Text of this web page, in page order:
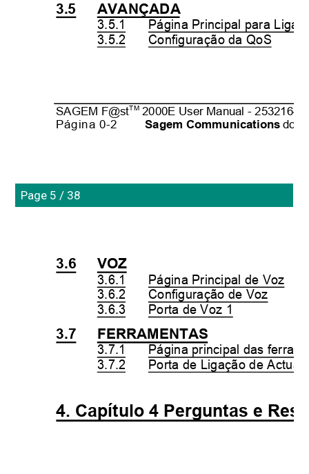
SAGEM F@stTM 2000E User Manual -
Página 0-2
Sagem Communications
3.5 AVANÇADA
3.5.1
Página Principal para
3.5.2
Configuração da QoS
Page 5 / 38
3.6 VOZ
3.6.1
Página Principal de Voz
3.6.2
Configuração de Voz
3.6.3
Porta de Voz 1
3.7 FERRAMENTAS
3.7.1
Página principal das
3.7.2
Porta de Ligação de
4. Capítulo 4 Perguntas e